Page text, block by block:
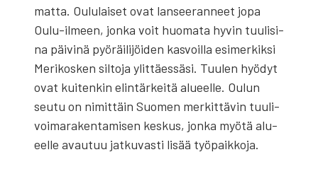
mat­ta. Oulu­lai­set ovat lan­see­ran­neet jopa
Oulu-ilmeen, jon­ka voit huo­ma­ta hyvin tuu­li­si­
na päi­vi­nä pyö­räi­li­jöi­den kas­voil­la esi­mer­kik­si
Meri­kos­ken sil­to­ja ylit­täes­sä­si. Tuu­len hyö­dyt
ovat kui­ten­kin elin­tär­kei­tä alu­eel­le. Oulun
seu­tu on nimit­täin Suo­men mer­kit­tä­vin tuu­li­
voi­ma­ra­ken­ta­mi­sen kes­kus, jon­ka myö­tä alu­
eel­le avau­tuu jat­ku­vas­ti lisää työ­paik­ko­ja.